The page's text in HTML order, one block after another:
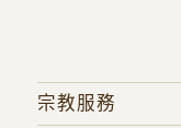
宗教服務